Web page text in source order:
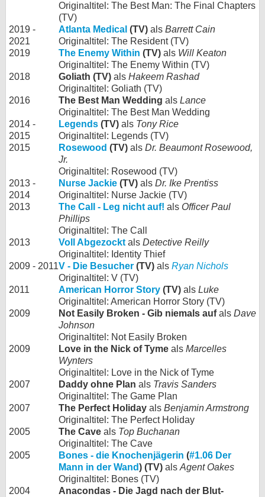
Originaltitel: The Best Man: The Final Chapters
(TV)
2019 -
2021
Atlanta Medical (TV) als Barrett Cain
Originaltitel: The Resident (TV)
2019
The Enemy Within (TV) als Will Keaton
Originaltitel: The Enemy Within (TV)
2018
Goliath (TV) als Hakeem Rashad
Originaltitel: Goliath (TV)
2016
The Best Man Wedding als Lance
Originaltitel: The Best Man Wedding
2014 -
2015
Legends (TV) als Tony Rice
Originaltitel: Legends (TV)
2015
Rosewood (TV) als Dr. Beaumont Rosewood,
Jr.
Originaltitel: Rosewood (TV)
2013 -
2014
Nurse Jackie (TV) als Dr. Ike Prentiss
Originaltitel: Nurse Jackie (TV)
2013
The Call - Leg nicht auf! als Officer Paul
Phillips
Originaltitel: The Call
2013
Voll Abgezockt als Detective Reilly
Originaltitel: Identity Thief
2009 - 2011V - Die Besucher (TV) als Ryan Nichols
Originaltitel: V (TV)
2011
American Horror Story (TV) als Luke
Originaltitel: American Horror Story (TV)
2009
Not Easily Broken - Gib niemals aufals Dave
Johnson
Originaltitel: Not Easily Broken
2009
Love in the Nick of Tyme als Marcelles
Wynters
Originaltitel: Love in the Nick of Tyme
2007
Daddy ohne Plan als Travis Sanders
Originaltitel: The Game Plan
2007
The Perfect Holiday als Benjamin Armstrong
Originaltitel: The Perfect Holiday
2005
The Cave als Top Buchanan
Originaltitel: The Cave
2005
Bones - die Knochenjägerin (#1.06 Der
Mann in der Wand) (TV) als Agent Oakes
Originaltitel: Bones (TV)
2004
Anacondas - Die Jagd nach der Blut-